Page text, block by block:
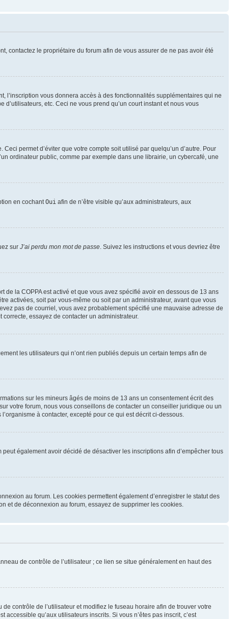
contactez le propriétaire du forum afin de vous assurer de ne pas avoir été
l’inscription vous donnera accès à des fonctionnalités supplémentaires qui ne
etc. Ceci ne vous prend qu’un court instant et nous vous
permet d’éviter que votre compte soit utilisé par quelqu’un d’autre. Pour
ordinateur public, comme par exemple dans une librairie, un cybercafé, une
en cochantOui afin de n’être visible qu’aux administrateurs, aux
sur J’ai perdu mon mot de passe. Suivez les instructions et vous devriez être
de la COPPA est activé et que vous avez spécifié avoir en dessous de 13 ans
activées, soit par vous-même ou soit par un administrateur, avant que vous
pas de courriel, vous avez probablement spécifié une mauvaise adresse de
essayez de contacter un administrateur.
les utilisateurs qui n’ont rien publiés depuis un certain temps afin de
sur les mineurs âgés de moins de 13 ans un consentement écrit des
votre forum, nous vous conseillons de contacter un conseiller juridique ou un
à contacter, excepté pour ce qui est décrit ci-dessous.
également avoir décidé de désactiver les inscriptions afin d’empêcher tous
au forum. Les cookies permettent également d’enregistrer le statut des
et de déconnexion au forum, essayez de supprimer les cookies.
de contrôle de l’utilisateur ; ce lien se situe généralement en haut des
contrôle de l’utilisateur et modifiez le fuseau horaire afin de trouver votre
qu’aux utilisateurs inscrits. Si vous n’êtes pas inscrit, c’est